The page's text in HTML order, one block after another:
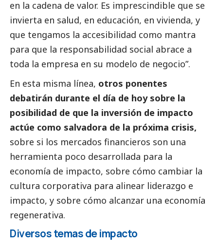
en la cadena de valor. Es imprescindible que se
invierta en salud, en educación, en vivienda, y
que tengamos la accesibilidad como mantra
para que la responsabilidad social abrace a
toda la empresa en su modelo de negocio”.
En esta misma línea, otros ponentes
debatirán durante el día de hoy sobre la
posibilidad de que la inversión de impacto
actúe como salvadora de la próxima crisis,
sobre si los mercados financieros son una
herramienta poco desarrollada para la
economía de impacto, sobre cómo cambiar la
cultura corporativa para alinear liderazgo e
impacto, y sobre cómo alcanzar una economía
regenerativa.
Diversos temas de impacto